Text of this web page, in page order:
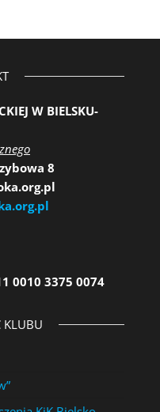
W BIELSKU-
8
0010 3375 0074
KLUBU